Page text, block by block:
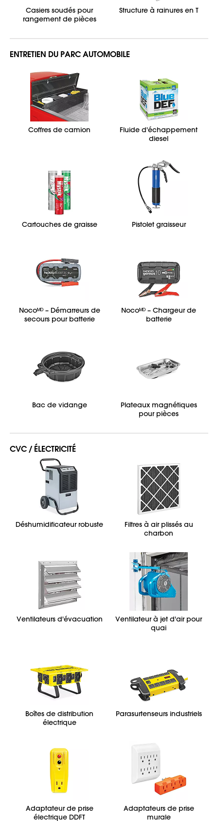
Casiers soudés pour
rangement de pièces
Structure à rainures en T
ENTRETIEN DU PARC AUTOMOBILE
Coffres de camion
Fluide d'échappement
diesel
Cartouches de graisse Pistolet graisseur
Nocoᴹᴰ – Démarreurs de
secours pour batterie
Nocoᴹᴰ – Chargeur de
batterie
Bac de vidange
Plateaux magnétiques
pour pièces
CVC / ÉLECTRICITÉ
Déshumidificateur robuste
Filtres à air plissés au
charbon
Ventilateurs d'évacuation
Ventilateur à jet d'air pour
quai
Boîtes de distribution
électrique
Parasurtenseurs industriels
Adaptateur de prise
électrique DDFT
Adaptateurs de prise
murale